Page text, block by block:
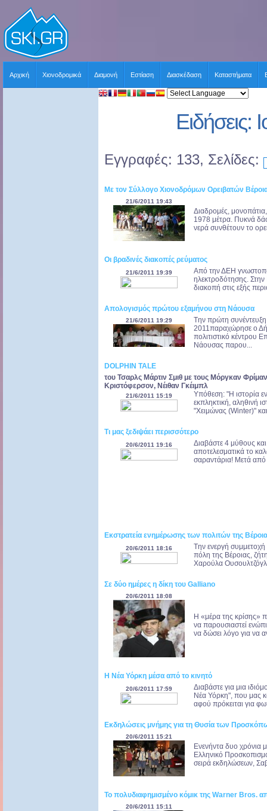
Αρχική Χιονοδρομικά Διαμονή Εστίαση Διασκέδαση Καταστήματα
Ειδήσεις:
Εγγραφές: 133, Σελίδες:
Με τον Σύλλογο Χιονοδρόμων Ορειβατών
21/6/2011 19:43
Διαδρομές,
1978 μέτρα. Πυκνά
νερά συνθέτουν το
Οι βραδινές διακοπές ρεύματος
21/6/2011 19:39
Από την ΔΕΗ
ηλεκτροδότησης.
διακοπή στις εξής
Απολογισμός πρώτου εξαμήνου στη Νάουσα
21/6/2011 19:29
Tην πρώτη
2011παραχώρησε ο
πολιτιστικό κέντρου
Νάουσας παρου...
DOLPHIN TALE
του Τσαρλς Μάρτιν Σμιθ με τους Μόργκαν
Κριστόφερσον, Νέιθαν Γκέιμπλ
21/6/2011 15:19
Υπόθεση: "Η ιστορία
εκπληκτική, αληθινή
"Χειμώνας (Winter)"
Τι μας ξεδιψάει περισσότερο
20/6/2011 19:16
Διαβάστε 4 μύθους
αποτελεσματικά το
σαραντάρια! Μετά από
Εκστρατεία ενημέρωσης των πολιτών της
20/6/2011 18:16
Tην ενεργή συμμετοχή
πόλη της Βέροιας,
Χαρούλα
Σε δύο ημέρες η δίκη του Galliano
20/6/2011 18:08
H «μέρα της κρίσης»
να παρουσιαστεί
να δώσει λόγο για να
Η Νέα Υόρκη μέσα από το κινητό
20/6/2011 17:59
Διαβάστε για μια
Νέα Υόρκη", που μας
αφού πρόκειται για
Εκδηλώσεις μνήμης για τη Θυσία των
20/6/2011 15:21
Eνενήντα δυο χρόνια
Ελληνικό
σειρά εκδηλώσεων,
Το πολυδιαφημισμένο κόμικ της Warner Bros.
20/6/2011 15:11